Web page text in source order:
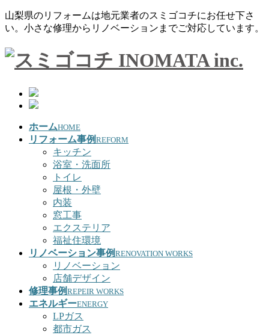
山梨県のリフォームは地元業者のスミゴコチにお任せ下さ
い。小さな修理からリノベーションまでご対応しています。
ホームHOME
リフォーム事例 REFORM
キッチン
浴室・洗面所
トイレ
屋根・外壁
内装
窓工事
エクステリア
福祉住環境
リノベーション事例 RENOVATION WORKS
リノベーション
店舗デザイン
修理事例 REPEIR WORKS
エネルギーENERGY
LPガス
都市ガス